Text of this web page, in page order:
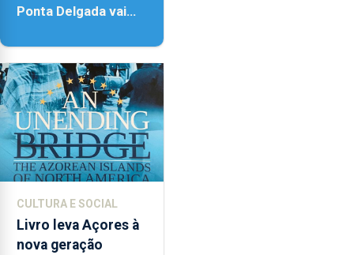
Ponta Delgada vai
instrumentos
CULTURA E SOCIAL
Livro leva Açores à
nova geração